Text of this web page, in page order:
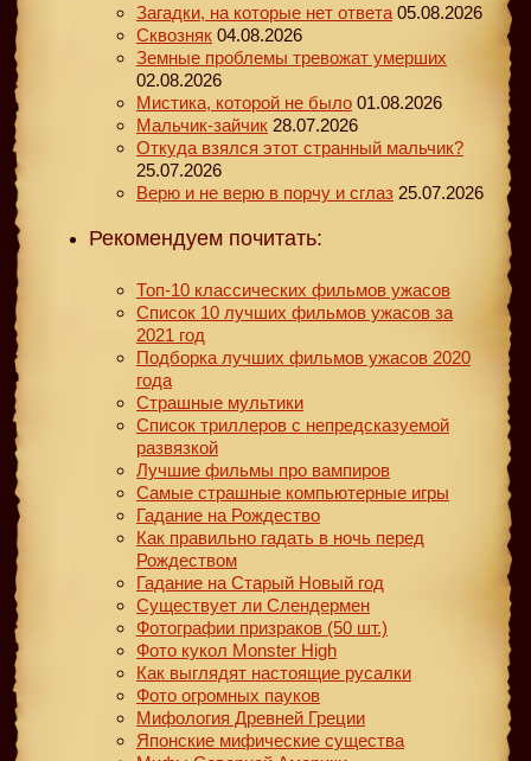
Загадки, на которые нет ответа 05.08.2026
Сквозняк 04.08.2026
Земные проблемы тревожат умерших
02.08.2026
Мистика, которой не было 01.08.2026
Мальчик-зайчик 28.07.2026
Откуда взялся этот странный мальчик?
25.07.2026
Верю и не верю в порчу и сглаз 25.07.2026
Рекомендуем почитать:
Топ-10 классических фильмов ужасов
Список 10 лучших фильмов ужасов за
2021 год
Подборка лучших фильмов ужасов 2020
года
Страшные мультики
Список триллеров с непредсказуемой
развязкой
Лучшие фильмы про вампиров
Самые страшные компьютерные игры
Гадание на Рождество
Как правильно гадать в ночь перед
Рождеством
Гадание на Старый Новый год
Существует ли Слендермен
Фотографии призраков (50 шт.)
Фото кукол Monster High
Как выглядят настоящие русалки
Фото огромных пауков
Мифология Древней Греции
Японские мифические существа